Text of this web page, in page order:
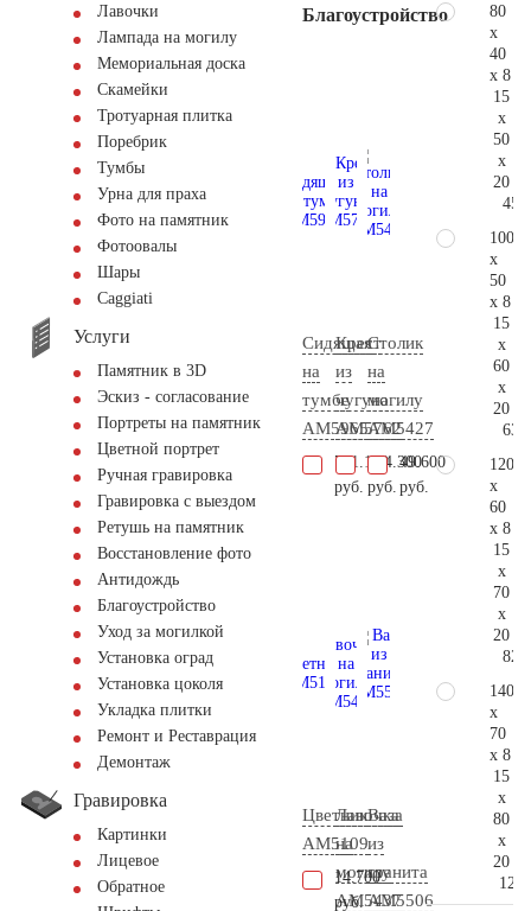
Лавочки
Лампада на могилу
Мемориальная доска
Скамейки
Тротуарная плитка
Поребрик
Тумбы
Урна для праха
Фото на памятник
Фотоовалы
Шары
Сaggiati
Услуги
Памятник в 3D
Эскиз - согласование
Портреты на памятник
Цветной портрет
Ручная гравировка
Гравировка с выездом
Ретушь на памятник
Восстановление фото
Антидождь
Благоустройство
Уход за могилкой
Установка оград
Установка цоколя
Укладка плитки
Ремонт и Реставрация
Демонтаж
Гравировка
Картинки
Лицевое
Обратное
Благоустройство
Сидящая
на
тумбе
AM5965
731.100
руб.
Крест
из
чугуна
AM5762
124.300
руб.
Столик
на
могилу
AM5427
49.600
руб.
Цветник
AM5109
14.700
руб.
Лавочка
на
могилу
AM5437
Ваза
из
гранита
AM5506
80
x
40
x 8
15
x
50
x
20
100
x
50
x 8
15
x
60
x
20
120
x
60
x 8
15
x
70
x
20
140
x
70
x 8
15
x
80
x
20